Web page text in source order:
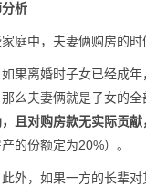
析
庭中，夫妻俩购房的
如果离婚时子女已经成
么夫妻俩就是子女的
且对购房款无实际贡
的份额定为20%）。
此外，如果一方的长辈